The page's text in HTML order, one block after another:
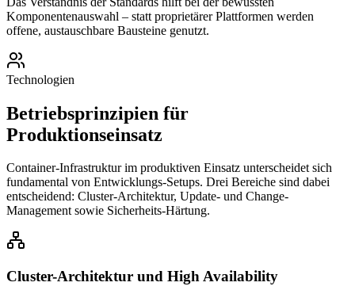
Komponentenauswahl – statt proprietärer Plattformen werden
offene, austauschbare Bausteine genutzt.
Technologien
Betriebsprinzipien für
Produktionseinsatz
Container-Infrastruktur im produktiven Einsatz unterscheidet sich
fundamental von Entwicklungs-Setups. Drei Bereiche sind dabei
entscheidend: Cluster-Architektur, Update- und Change-
Management sowie Sicherheits-Härtung.
Cluster-Architektur und High Availability